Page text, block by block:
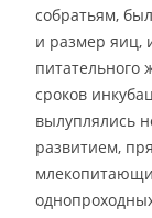
собратьям,
и размер яиц,
питательного
сроков
вылуплялись
развитием,